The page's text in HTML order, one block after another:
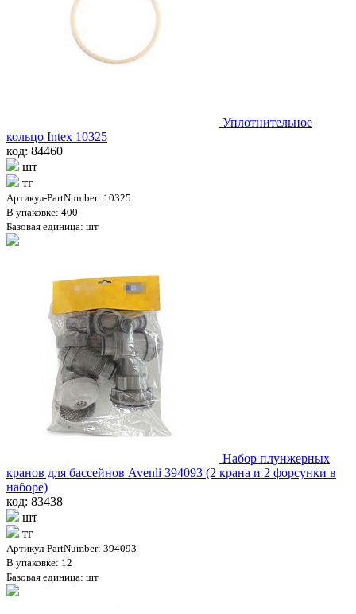
Уплотнительное
кольцо Intex 10325
код: 84460
шт
тг
Артикул-PartNumber: 10325
В упаковке: 400
Базовая единица: шт
Набор плунжерных
кранов для бассейнов Avenli 394093 (2 крана и 2 форсунки в
наборе)
код: 83438
шт
тг
Артикул-PartNumber: 394093
В упаковке: 12
Базовая единица: шт